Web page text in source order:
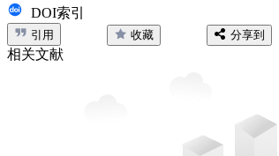
DOI索引
引用 收藏 分享到
相关文献